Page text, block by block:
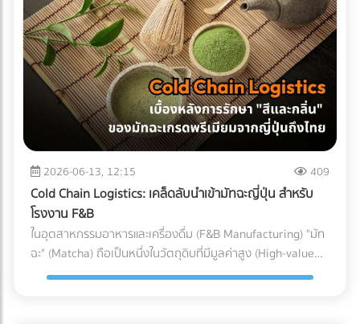
ถูกบรรจุลงตู้คอนเทนเนอร์ สำหรับธุรกิจ SME หรือองค์กรที่
ต้องการเติบโตในตลาดโลกอย่างยั่งยืน การยอมจ่ายค่าบริการที่
สมเหตุสมผลให้กับผู้เชี่ยวชาญ ย่อมเป็นทางเลือกที่ปลอดภัยและ
คุ้มค่ากว่าการยอมเสี่ยงเพื่อประหยัดงบเพียงเล็กน้อย แต่ต้องมา
นั่งเสียใจกับค่าปรับและปัญหาสินค้าติดท่าเรือในภายหลังอย่าง
(Particulate Matter Control) ในกรณีของอุปกรณ์ที่ต้องสัมผัส
กับกระแสเลือดโดยตรง เช่น สายสวนหลอดเลือด (Catheters)
หรือถุงเก็บเลือด ฝุ่นผงเพียงเล็กน้อยที่ปะปนเข้าไปอาจทำให้เกิด
ภาวะลิ่มเลือดอุดตัน หรือการอักเสบขั้นรุนแรงในร่างกายผู้ป่วยได้
ระบบ Cleanroom จะคอยกรองฝุ่นละออง สะเก็ดผิวหนัง หรือ
เส้นผมของพนักงาน ไม่ให้หลุดรอดลงไปในไลน์การผลิตอย่าง
เด็ดขาด 3. การควบคุมอุณหภูมิและความชื้น (Temperature &
Humidity) พลาสติกเกรดการแพทย์บางชนิดมีความไวต่อ
ความชื้นและอุณหภูมิ หากสภาพแวดล้อมแกว่งไปมา อาจส่งผล
ต่อขนาด (Dimension) และความแข็งแรงของชิ้นงาน
Cleanroom จะช่วยรักษาสภาพแวดล้อมให้คงที่ ทำให้ชิ้นส่วน
พลาสติกทุกชิ้นที่ถูกฉีดออกมามีขนาดที่แม่นยำ (Precision) ตาม
ที่วิศวกรออกแบบไว้ การบรรจุภัณฑ์ (Packaging): ขั้นตอนชี้ชะตา
ภายใน Cleanroom จุดบอดที่หลายคนมักมองข้ามคือ
กระบวนการบรรจุ แม้ชิ้นส่วนพลาสติกจะถูกผลิตออกมาอย่าง
Parts) ที่ต้องทนต่อแรงดันและอุณหภูมิที่เปลี่ยนแปลงตลอดเวลา
หากเลือกใช้ชิ้นส่วนที่ไม่ได้มาตรฐาน นี่คือสิ่งที่อาจต้องจ่ายคืนใน
ภายหลัง: 1. ต้นทุนจากของเสียและเวลาสูญเปล่าในไลน์ผลิต
(False Reject & Downtime) อะไหล่ที่ราคาถูกมักจะแลกมากับ
การควบคุมคุณภาพ (QC) ที่หละหลวม สมมติว่ามีการนำ Stop
Valve ที่ไม่ได้มาตรฐานมาประกอบ เมื่อถึงขั้นตอนทดสอบแรงดัน
แล้วพบว่าวาล์วเกิดการรั่วซึม สิ่งที่ตามมาคือโรงงานต้องหยุด
สายพานการผลิต เสียเวลาถอดประกอบใหม่ และสูญเสียต้นทุน
ค่าแรงของพนักงานไปอย่างเปล่าประโยชน์ (Downtime Cost) 2.
ค่าใช้จ่ายในการเคลมสินค้าและชื่อเสียงที่เสียไป (Warranty
Claims & Reputation) "ความทนทาน" คือหัวใจของเครื่องปรับ
อากาศ ชิ้นส่วนอย่าง Accumulator ทำหน้าที่สำคัญในการดักจับ
ของเหลวไม่ให้ไหลกลับเข้าไปทำลายคอมเพรสเซอร์ หาก
Accumulator เกิดสนิมทะลุ หรือดักของเหลวไม่ได้
คอมเพรสเซอร์จะพังก่อนหมดอายุการใช้งานทันที ต้นทุนในการ
2026-06-13, 12:15 409
Cold Chain Logistics: เคล็ดลับนำเข้ามัทฉะญี่ปุ่น สำหรับ
โรงงาน F&B
ในอุตสาหกรรมอาหารและเครื่องดื่ม (F&B Manufacturing) "มัท
ฉะ" (Matcha) ถือเป็นหนึ่งในวัตถุดิบที่มีมูลค่าสูง (High-value
Ingredient) และได้รับความนิยมอย่างต่อเนื่อง แต่ในขณะเดียวกัน